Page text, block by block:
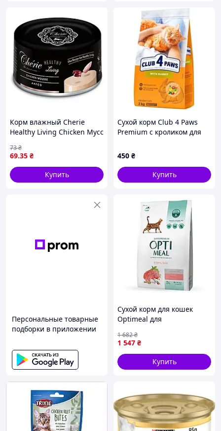
Корм влажный Cherie
Healthy Living Chicken Мусс
80 г
69.35 ₴
73₴
Купить
Сухой корм Club 4 Paws
Premium с кроликом для
450 ₴
Купить
Персональные товарные
подборки в приложении
Сухой корм для кошек
Optimeal для
кастрированных с
говядиной и сорго 4 кг
(4820215364348) —
Доступный
1 547 ₴
1 682₴
Купить